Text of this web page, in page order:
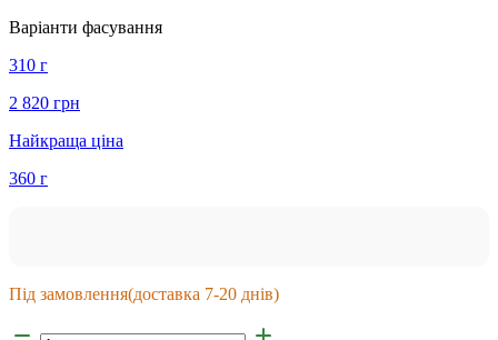
Варіанти фасування
310 г
2 820 грн
Найкраща ціна
360 г
Під замовлення(доставка 7-20 днів)